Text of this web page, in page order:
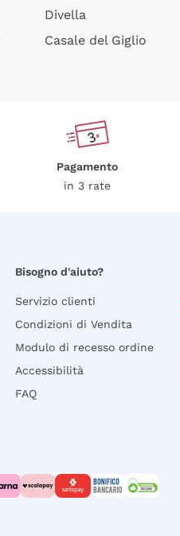
Divella
Casale del Giglio
Pagamento
in 3 rate
Bisogno d'aiuto?
Servizio clienti
Condizioni di Vendita
Modulo di recesso ordine
Accessibilità
FAQ